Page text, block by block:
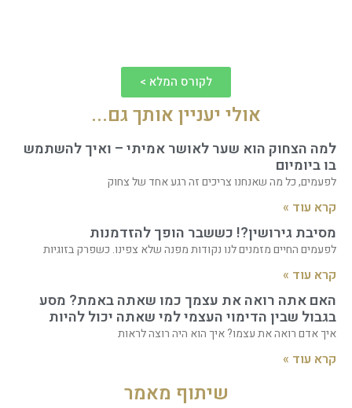
לקורס המלא >
אולי יעניין אותך גם...
למה הצחוק הוא שער לאושר אמיתי – ואיך להשתמש
בו ביומיום
לפעמים, כל מה שאנחנו צריכים זה רגע אחד של צחוק
קרא עוד »
מסיבת גירושין?! כששבר הופך להזדמנות
לפעמים החיים מזמנים לנו נקודות מפנה שלא צפינו. כשפרק בזוגיות
קרא עוד »
האם אתה רואה את עצמך כמו שאתה באמת? מסע
בגבול שבין הדימוי העצמי למי שאתה יכול להיות
איך אדם רואה את עצמו? איך הוא היה רוצה לראות
קרא עוד »
שיתוף מאמר